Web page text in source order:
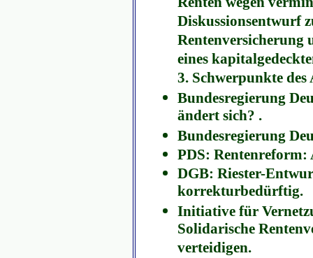
Diskussionsentwurf
Rentenversicherung
eines
3. Schwerpunkte des
Bundesregierung
ändert sich? .
Bundesregierung
PDS:
DGB: Riester-
korrekturbedürftig.
Initiative für
Solidarische
verteidigen.